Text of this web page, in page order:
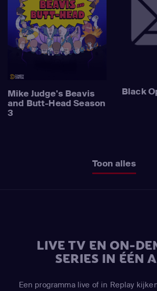
Mike Judge's Beavis
and Butt-Head Season
3
Black
Toon alles
LIVE TV EN ON-
SERIES IN ÉÉN
Een programma live of in Replay